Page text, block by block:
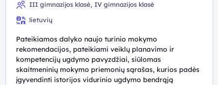
III gimnazijos klasė, IV gimnazijos klasė
lietuvių
Pateikiamos dalyko naujo turinio mokymo
rekomendacijos, pateikiami veiklų planavimo ir
kompetencijų ugdymo pavyzdžiai, siūlomas
skaitmeninių mokymo priemonių sąrašas, kurios padės
įgyvendinti istorijos vidurinio ugdymo bendrąją